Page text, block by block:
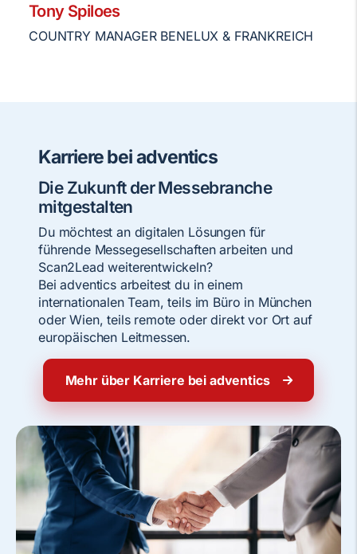
Tony Spiloes
COUNTRY MANAGER BENELUX & FRANKREICH
Karriere bei adventics
Die Zukunft der Messebranche
mitgestalten
Du möchtest an digitalen Lösungen für
führende Messegesellschaften arbeiten und
Scan2Lead weiterentwickeln?
Bei adventics arbeitest du in einem
internationalen Team, teils im Büro in München
oder Wien, teils remote oder direkt vor Ort auf
europäischen Leitmessen.
Mehr über Karriere bei adventics